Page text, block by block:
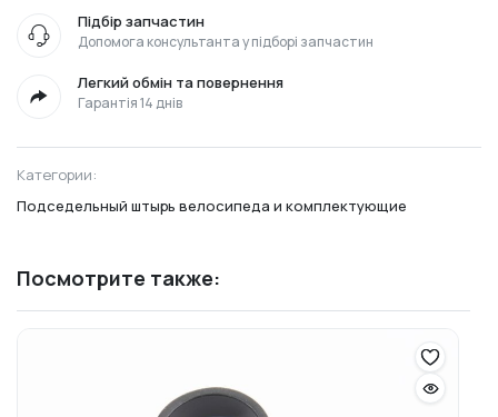
Підбір запчастин
Допомога консультанта у підборі запчастин
Легкий обмін та повернення
Гарантія 14 днів
Категории:
Подседельный штырь велосипеда и комплектующие
Посмотрите также: